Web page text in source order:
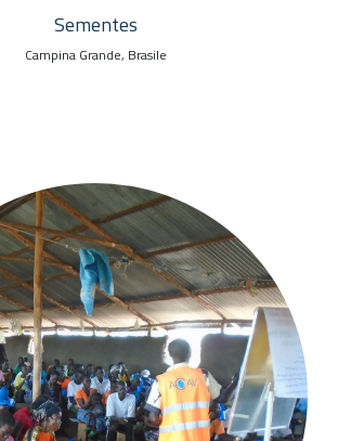
Sementes
Campina Grande, Brasile